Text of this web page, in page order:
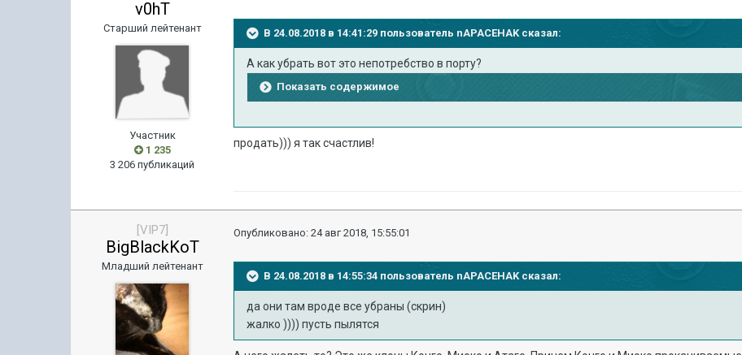
v0hT
Старший лейтенант
Участник
1 235
3 206 публикаций
В 24.08.2018 в 14:41:29 пользователь nAPACEHAK сказал:
А как убрать вот это непотребство в порту?
Показать содержимое
продать))) я так счастлив!
[VIP7]
BigBlackKoT
Младший лейтенант
Опубликовано:24 авг 2018, 15:55:01
В 24.08.2018 в 14:55:34 пользователь nAPACEHAK сказал:
да они там вроде все убраны (скрин)
жалко )))) пусть пылятся